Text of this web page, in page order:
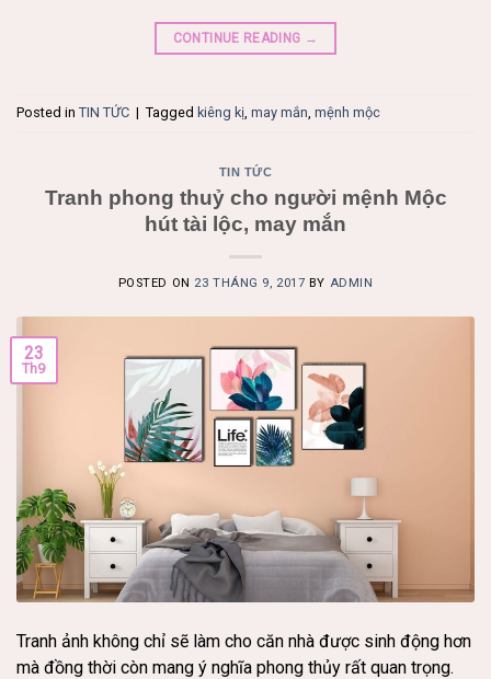
CONTINUE READING →
Posted in TIN TỨC | Tagged kiêng kị, may mắn, mệnh mộc
TIN TỨC
Tranh phong thuỷ cho người mệnh Mộc
hút tài lộc, may mắn
POSTED ON 23 THÁNG 9, 2017 BY ADMIN
23
Th9
Tranh ảnh không chỉ sẽ làm cho căn nhà được sinh động hơn
mà đồng thời còn mang ý nghĩa phong thủy rất quan trọng.